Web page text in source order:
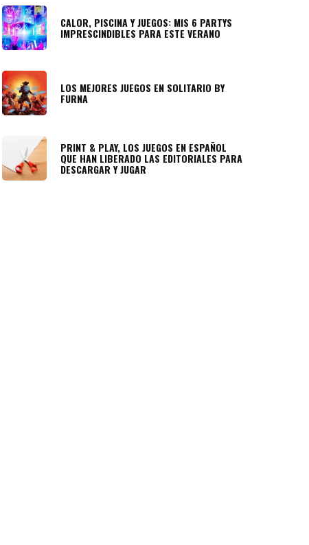
CALOR, PISCINA Y JUEGOS: MIS 6 PARTYS
IMPRESCINDIBLES PARA ESTE VERANO
LOS MEJORES JUEGOS EN SOLITARIO BY
FURNA
PRINT & PLAY, LOS JUEGOS EN ESPAÑOL
QUE HAN LIBERADO LAS EDITORIALES PARA
DESCARGAR Y JUGAR